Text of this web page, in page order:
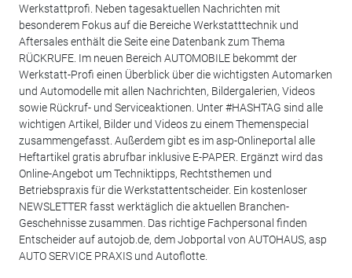
Werkstattprofi. Neben tagesaktuellen Nachrichten mit
besonderem Fokus auf die Bereiche Werkstatttechnik und
Aftersales enthält die Seite eine Datenbank zum Thema
RÜCKRUFE. Im neuen Bereich AUTOMOBILE bekommt der
Werkstatt-Profi einen Überblick über die wichtigsten Automarken
und Automodelle mit allen Nachrichten, Bildergalerien, Videos
sowie Rückruf- und Serviceaktionen. Unter #HASHTAG sind alle
wichtigen Artikel, Bilder und Videos zu einem Themenspecial
zusammengefasst. Außerdem gibt es im asp-Onlineportal alle
Heftartikel gratis abrufbar inklusive E-PAPER. Ergänzt wird das
Online-Angebot um Techniktipps, Rechtsthemen und
Betriebspraxis für die Werkstattentscheider. Ein kostenloser
NEWSLETTER fasst werktäglich die aktuellen Branchen-
Geschehnisse zusammen. Das richtige Fachpersonal finden
Entscheider auf autojob.de, dem Jobportal von AUTOHAUS, asp
AUTO SERVICE PRAXIS und Autoflotte.